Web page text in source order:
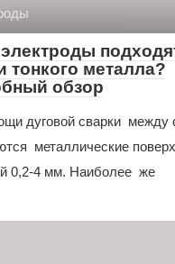
тонкого металла?
обзор
дуговой сварки между
металлические
0,2-4 мм. Наиболее же